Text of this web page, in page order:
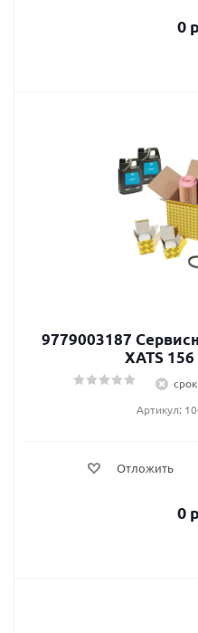
0
9779003187
XATS 156
Артикул:
Отложить
0